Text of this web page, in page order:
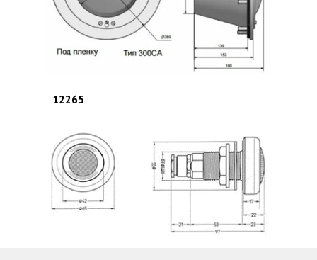
12265